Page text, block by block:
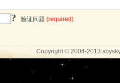
? 验证问题 (required)
Copyright © 2004-2013